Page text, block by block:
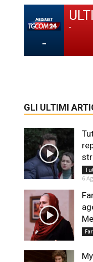
-
-
GLI ULTIMI
6